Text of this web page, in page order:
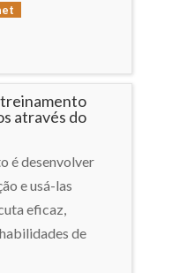
através do
é desenvolver
e usá-las
eficaz,
de